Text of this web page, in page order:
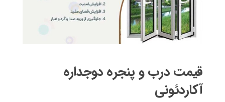
قیمت‌ درب و پنجره دوجداره
آکاردئونی